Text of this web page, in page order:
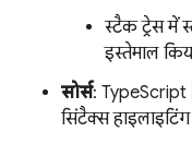
स्टैक ट्रेस में
इस्तेमाल
सोर्स: TypeScript
सिंटैक्स